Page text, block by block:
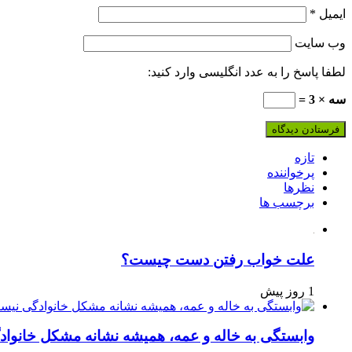
ایمیل *
وب‌ سایت
لطفا پاسخ را به عدد انگلیسی وارد کنید:
سه × 3 =
تازه
پرخواننده
نظرها
برچسب ها
علت خواب رفتن دست چیست؟
1 روز پیش
وابستگی به خاله و عمه، همیشه نشانه مشکل